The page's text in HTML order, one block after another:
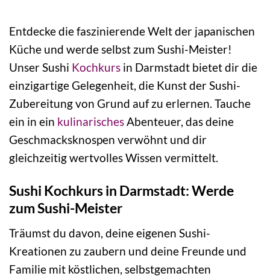
Entdecke die faszinierende Welt der japanischen
Küche und werde selbst zum Sushi-Meister!
Unser Sushi Kochkurs in Darmstadt bietet dir die
einzigartige Gelegenheit, die Kunst der Sushi-
Zubereitung von Grund auf zu erlernen. Tauche
ein in ein kulinarischesAbenteuer, das deine
Geschmacksknospen verwöhnt und dir
gleichzeitig wertvolles Wissen vermittelt.
Sushi Kochkurs in Darmstadt: Werde
zum Sushi-Meister
Träumst du davon, deine eigenen Sushi-
Kreationen zu zaubern und deine Freunde und
Familie mit köstlichen, selbstgemachten